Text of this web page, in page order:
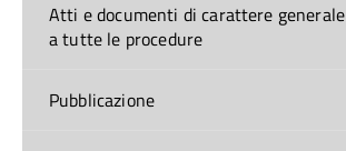
Atti e documenti di carattere
a tutte le procedure
Pubblicazione